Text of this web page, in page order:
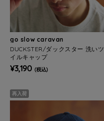
go slow caravan
DUCKSTER/ダックスター 洗いツ
イルキャップ
¥3,190 (税込)
再入荷